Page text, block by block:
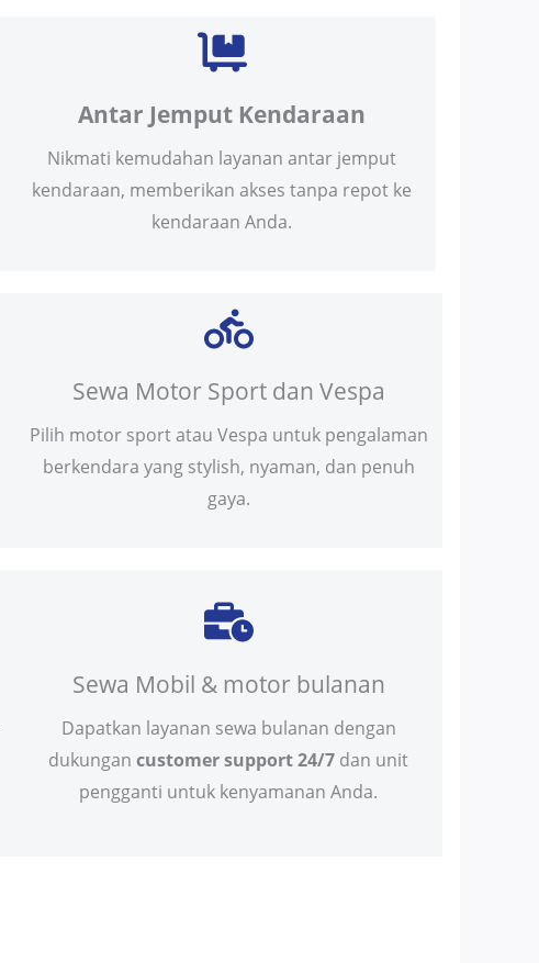
Antar Jemput Kendaraan
Nikmati kemudahan layanan antar jemput
kendaraan, memberikan akses tanpa repot ke
kendaraan Anda.
Sewa Motor Sport dan Vespa
Pilih motor sport atau Vespa untuk pengalaman
berkendara yang stylish, nyaman, dan penuh
gaya.
Sewa Mobil & motor bulanan
Dapatkan layanan sewa bulanan dengan
dukungancustomer support 24/7 dan unit
pengganti untuk kenyamanan Anda.